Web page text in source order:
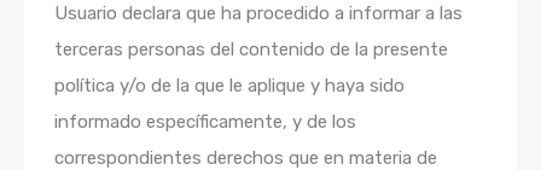
Usuario declara que ha procedido a informar a las
terceras personas del contenido de la presente
política y/o de la que le aplique y haya sido
informado específicamente, y de los
correspondientes derechos que en materia de